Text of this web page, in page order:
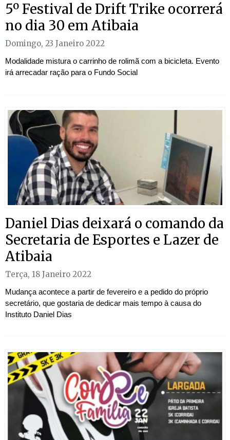
5º Festival de Drift Trike ocorrerá
no dia 30 em Atibaia
Domingo, 23 Janeiro 2022
Modalidade mistura o carrinho de rolimã com a bicicleta. Evento
irá arrecadar ração para o Fundo Social
Daniel Dias deixará o comando da
Secretaria de Esportes e Lazer de
Atibaia
Terça, 18 Janeiro 2022
Mudança acontece a partir de fevereiro e a pedido do próprio
secretário, que gostaria de dedicar mais tempo à causa do
Instituto Daniel Dias